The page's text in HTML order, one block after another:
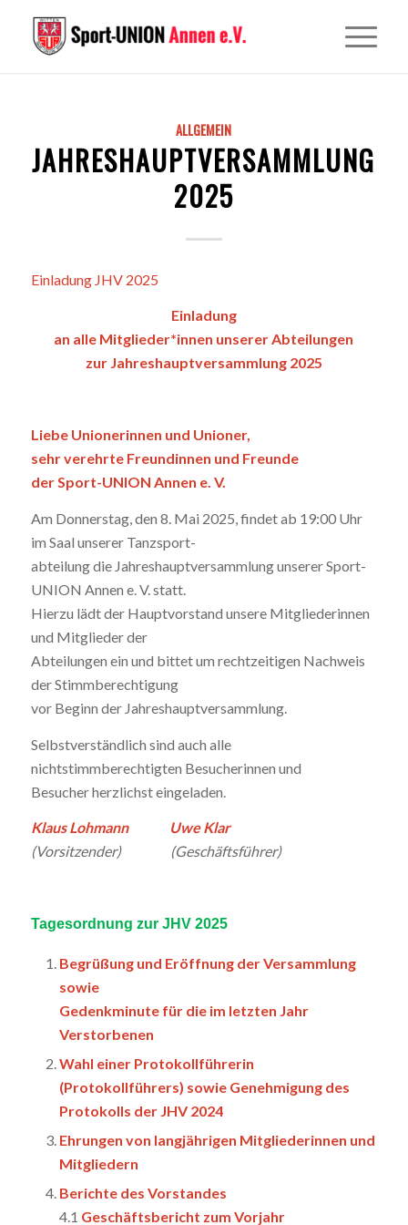
ALLGEMEIN
JAHRESHAUPTVERSAMMLUNG
2025
Einladung JHV 2025
Einladung
an alle Mitglieder*innen unserer Abteilungen
zur Jahreshauptversammlung 2025
Liebe Unionerinnen und Unioner,
sehr verehrte Freundinnen und Freunde
der Sport-UNION Annen e. V.
Am Donnerstag, den 8. Mai 2025, findet ab 19:00 Uhr
im Saal unserer Tanzsport-
abteilung die Jahreshauptversammlung unserer Sport-
UNION Annen e. V. statt.
Hierzu lädt der Hauptvorstand unsere Mitgliederinnen
und Mitglieder der
Abteilungen ein und bittet um rechtzeitigen Nachweis
der Stimmberechtigung
vor Beginn der Jahreshauptversammlung.
Selbstverständlich sind auch alle
nichtstimmberechtigten Besucherinnen und
Besucher herzlichst eingeladen.
Klaus Lohmann Uwe Klar
(Vorsitzender) (Geschäftsführer)
Tagesordnung zur JHV 2025
Begrüßung und Eröffnung der Versammlung
sowie
Gedenkminute für die im letzten Jahr
Verstorbenen
Wahl einer Protokollführerin
(Protokollführers) sowie Genehmigung des
Protokolls der JHV 2024
Ehrungen von langjährigen Mitgliederinnen und
Mitgliedern
Berichte des Vorstandes
4.1 Geschäftsbericht zum Vorjahr